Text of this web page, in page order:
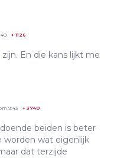
+1126
En die kans lijkt me
9:43 + 3740
beiden is beter
worden wat eigenlijk
dat terzijde